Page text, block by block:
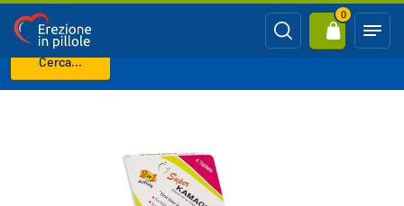
Cerca...
0
Benvenuto Eiaculazione precoce